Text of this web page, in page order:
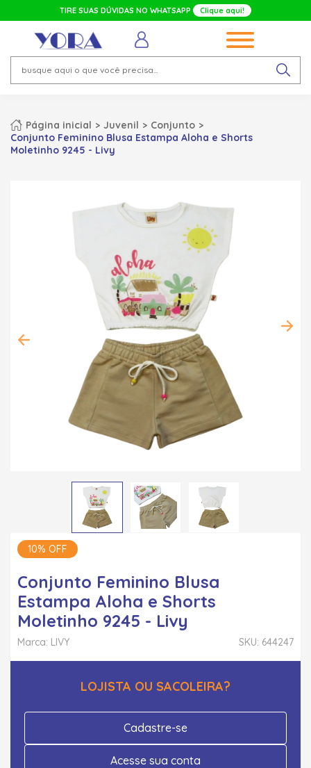
TIRE SUAS DÚVIDAS NO WHATSAPP Clique aqui!
Página inicial Juvenil
Conjunto
Conjunto Feminino Blusa Estampa Aloha e Shorts
Moletinho 9245 - Livy
10% OFF
Conjunto Feminino Blusa
Estampa Aloha e Shorts
Moletinho 9245 - Livy
SKU: 644247
Marca: LIVY
LOJISTA OU SACOLEIRA?
Cadastre-se
Acesse sua conta